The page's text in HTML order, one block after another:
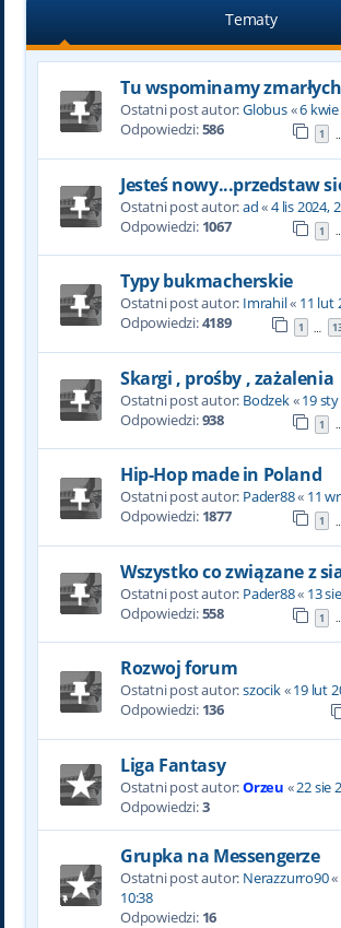
Tematy
Tu wspominamy zmarłych
Ostatni post autor:Globus«6 kwie
Odpowiedzi:586 1
Jesteś nowy...przedstaw
Ostatni post autor:ad«4 lis 2024,
Odpowiedzi: 1067 1
Typy bukmacherskie
Ostatni post autor: Imrahil« 11 lut
Odpowiedzi:4189 1 …
Skargi , prośby , zażalenia
Ostatni post autor: Bodzek«19
Odpowiedzi:938 1
Hip-Hop made in Poland
Ostatni post autor: Pader88« 11
Odpowiedzi: 1877 1
Wszystko co związane z
Ostatni post autor: Pader88« 13
Odpowiedzi:558 1
Rozwoj forum
Ostatni post autor:szocik«19 lut
Odpowiedzi: 136
Liga Fantasy
Ostatni post autor:Orzeu «22 sie
Odpowiedzi:3
Grupka na Messengerze
Ostatni post autor: Nerazzurro90«
10:38
Odpowiedzi: 16